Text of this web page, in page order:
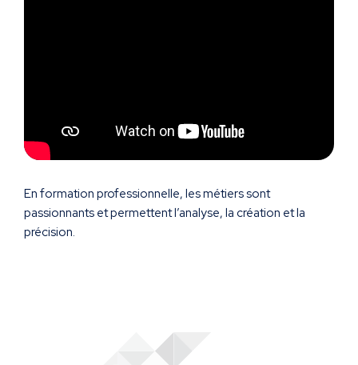
En formation professionnelle, les métiers sont
passionnants et permettent l’analyse, la création et la
précision.